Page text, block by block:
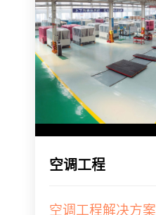
空调工程
空调工程解决方案